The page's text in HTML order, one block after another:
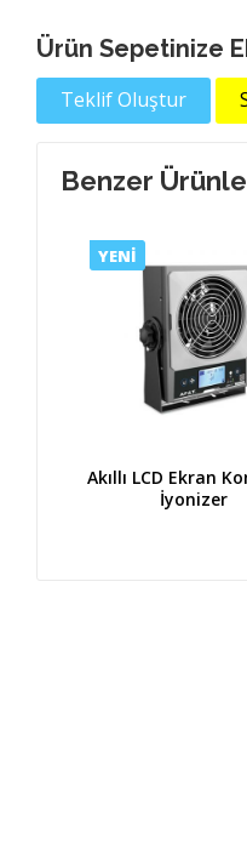
Ürün Sepetinize
Teklif Oluştur
Benzer
YENİ
Akıllı LCD Ekran
İyonizer